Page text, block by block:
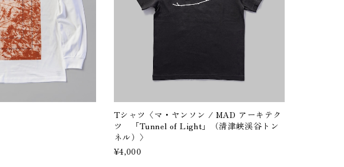
Tシャツ〈マ・ヤンソン / MAD アーキテク
ツ 「Tunnel of Light」（清津峡渓谷トン
ネル）〉
¥4,000